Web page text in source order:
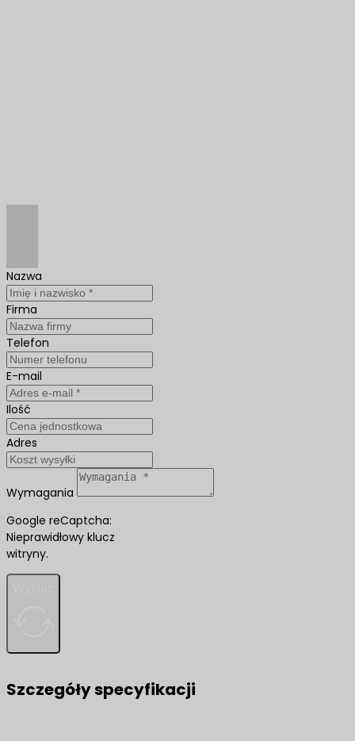
Nazwa
Firma
Telefon
E-mail
Ilość
Adres
Wymagania
Google reCaptcha:
Nieprawidłowy klucz
witryny.
Szczegóły specyfikacji